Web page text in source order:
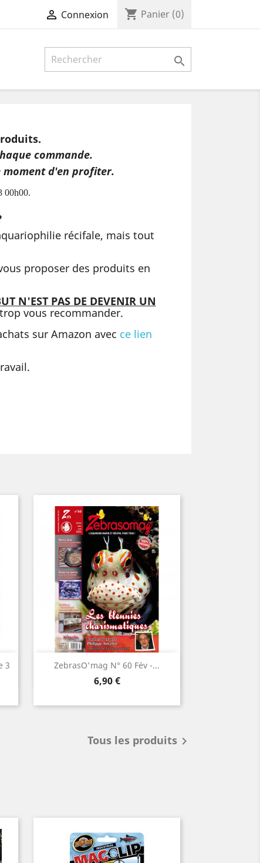
 Connexion shopping_cart Panier (0)

commande.
moment d'en profiter.
00h00.
récifale, mais tout
proposer des produits en
N'EST PAS DE DEVENIR UN
vous recommander.
sur Amazon avec ce lien
3 ZebrasO'mag N° 60 Fév -...
Prix
6,90 €
Aperçu rapide
Tous les produits 